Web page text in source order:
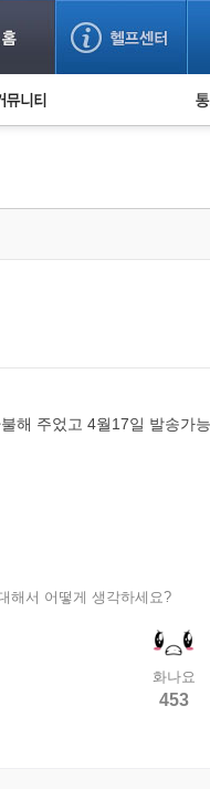
기 예방했어요! 누
주었고 4월17일 발송가
해서 어떻게 생각하세요?
화나요
453